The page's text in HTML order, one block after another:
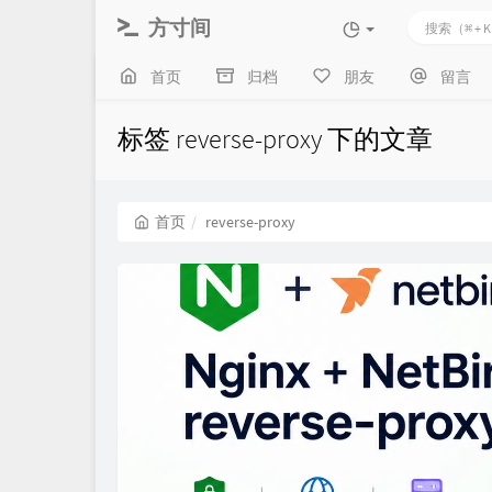
方寸间
首页 归档 朋友 留言
标签 reverse-proxy 下的文章
首页 reverse-proxy